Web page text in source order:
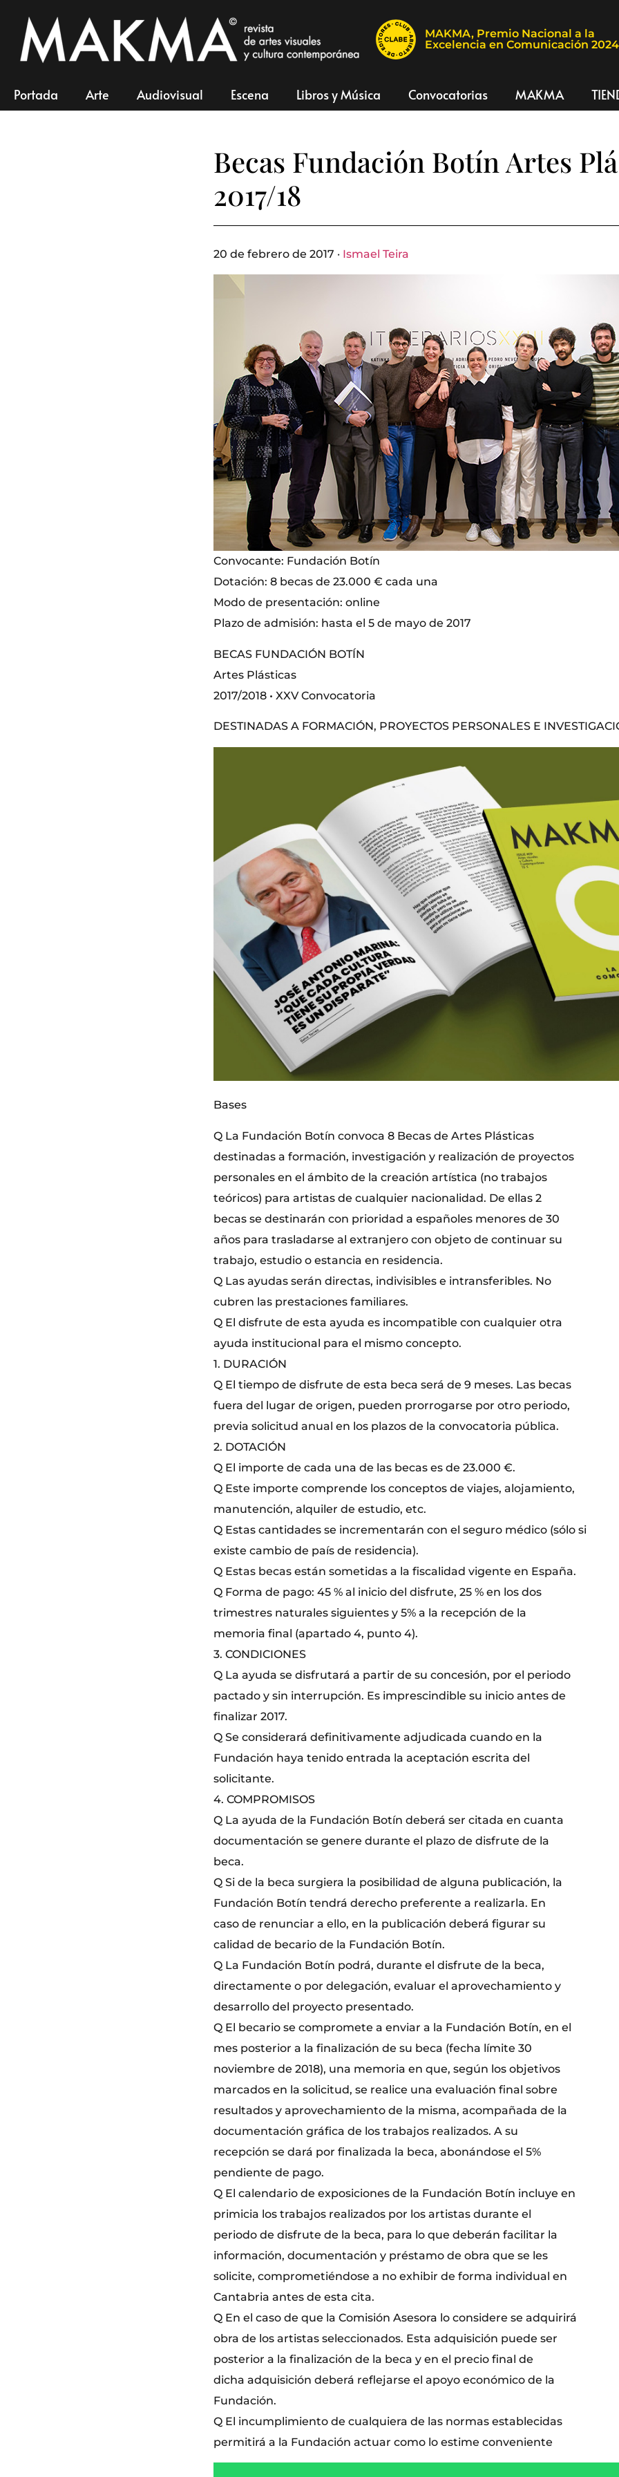
MAKMA, Premio Nacional a la
Excelencia en Comunicación 2024
Portada Arte Audiovisual Escena Libros y Música Convocatorias MAKMA
Becas Fundación Botín Artes
2017/18
20 de febrero de 2017 · Ismael Teira
Convocante: Fundación Botín
Dotación: 8 becas de 23.000 € cada una
Modo de presentación: online
Plazo de admisión: hasta el 5 de mayo de 2017
BECAS FUNDACIÓN BOTÍN
Artes Plásticas
2017/2018 • XXV Convocatoria
DESTINADAS A FORMACIÓN, PROYECTOS PERSONALES E
Bases
Q La Fundación Botín convoca 8 Becas de Artes Plásticas
destinadas a formación, investigación y realización de proyectos
personales en el ámbito de la creación artística (no trabajos
teóricos) para artistas de cualquier nacionalidad. De ellas 2
becas se destinarán con prioridad a españoles menores de 30
años para trasladarse al extranjero con objeto de continuar su
trabajo, estudio o estancia en residencia.
Q Las ayudas serán directas, indivisibles e intransferibles. No
cubren las prestaciones familiares.
Q El disfrute de esta ayuda es incompatible con cualquier otra
ayuda institucional para el mismo concepto.
1. DURACIÓN
Q El tiempo de disfrute de esta beca será de 9 meses. Las becas
fuera del lugar de origen, pueden prorrogarse por otro periodo,
previa solicitud anual en los plazos de la convocatoria pública.
2. DOTACIÓN
Q El importe de cada una de las becas es de 23.000 €.
Q Este importe comprende los conceptos de viajes, alojamiento,
manutención, alquiler de estudio, etc.
Q Estas cantidades se incrementarán con el seguro médico (sólo si
existe cambio de país de residencia).
Q Estas becas están sometidas a la fiscalidad vigente en España.
Q Forma de pago: 45 % al inicio del disfrute, 25 % en los dos
trimestres naturales siguientes y 5% a la recepción de la
memoria final (apartado 4, punto 4).
3. CONDICIONES
Q La ayuda se disfrutará a partir de su concesión, por el periodo
pactado y sin interrupción. Es imprescindible su inicio antes de
finalizar 2017.
Q Se considerará definitivamente adjudicada cuando en la
Fundación haya tenido entrada la aceptación escrita del
solicitante.
4. COMPROMISOS
Q La ayuda de la Fundación Botín deberá ser citada en cuanta
documentación se genere durante el plazo de disfrute de la
beca.
Q Si de la beca surgiera la posibilidad de alguna publicación, la
Fundación Botín tendrá derecho preferente a realizarla. En
caso de renunciar a ello, en la publicación deberá figurar su
calidad de becario de la Fundación Botín.
Q La Fundación Botín podrá, durante el disfrute de la beca,
directamente o por delegación, evaluar el aprovechamiento y
desarrollo del proyecto presentado.
Q El becario se compromete a enviar a la Fundación Botín, en el
mes posterior a la finalización de su beca (fecha límite 30
noviembre de 2018), una memoria en que, según los objetivos
marcados en la solicitud, se realice una evaluación final sobre
resultados y aprovechamiento de la misma, acompañada de la
documentación gráfica de los trabajos realizados. A su
recepción se dará por finalizada la beca, abonándose el 5%
pendiente de pago.
Q El calendario de exposiciones de la Fundación Botín incluye en
primicia los trabajos realizados por los artistas durante el
periodo de disfrute de la beca, para lo que deberán facilitar la
información, documentación y préstamo de obra que se les
solicite, comprometiéndose a no exhibir de forma individual en
Cantabria antes de esta cita.
Q En el caso de que la Comisión Asesora lo considere se adquirirá
obra de los artistas seleccionados. Esta adquisición puede ser
posterior a la finalización de la beca y en el precio final de
dicha adquisición deberá reflejarse el apoyo económico de la
Fundación.
Q El incumplimiento de cualquiera de las normas establecidas
permitirá a la Fundación actuar como lo estime conveniente